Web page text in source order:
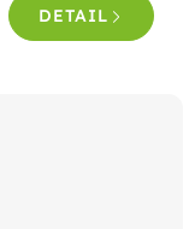
DETAIL